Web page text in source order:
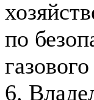
по
6.